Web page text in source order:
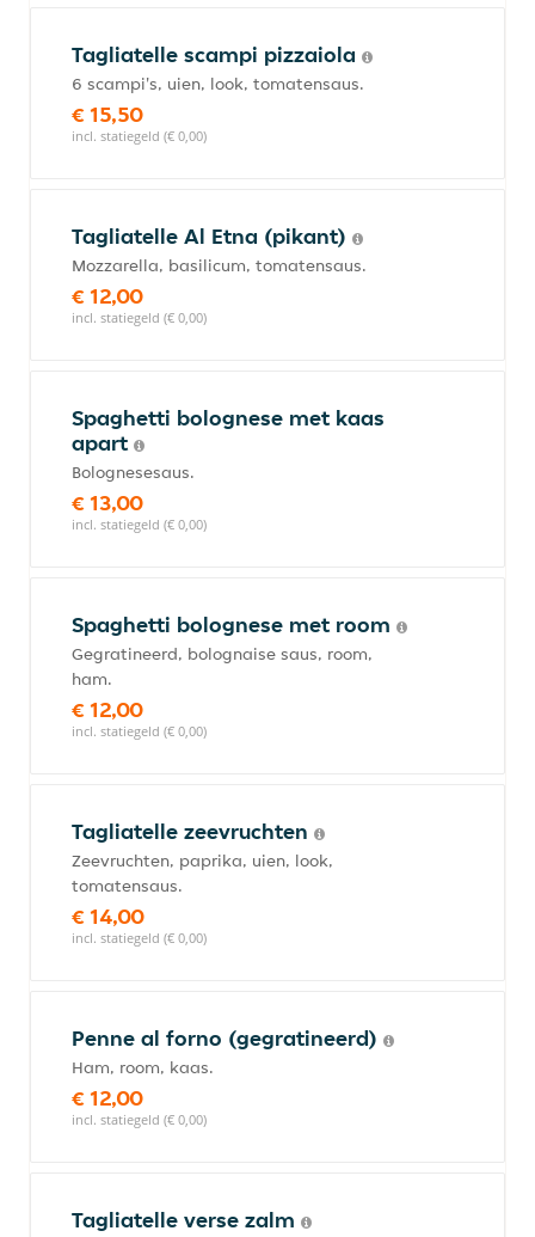
Tagliatelle scampi pizzaiola
6 scampi's, uien, look, tomatensaus.
€ 15,50
incl. statiegeld (€ 0,00)
Tagliatelle Al Etna (pikant)
Mozzarella, basilicum, tomatensaus.
€ 12,00
incl. statiegeld (€ 0,00)
Spaghetti bolognese met kaas
apart
Bolognesesaus.
€ 13,00
incl. statiegeld (€ 0,00)
Spaghetti bolognese met room
Gegratineerd, bolognaise saus, room,
ham.
€ 12,00
incl. statiegeld (€ 0,00)
Tagliatelle zeevruchten
Zeevruchten, paprika, uien, look,
tomatensaus.
€ 14,00
incl. statiegeld (€ 0,00)
Penne al forno (gegratineerd)
Ham, room, kaas.
€ 12,00
incl. statiegeld (€ 0,00)
Tagliatelle verse zalm